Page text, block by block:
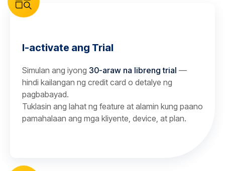
I-activate ang Trial
Simulan ang iyong 30-araw na libreng trial —
hindi kailangan ng credit card o detalye ng
pagbabayad.
Tuklasin ang lahat ng feature at alamin kung paano
pamahalaan ang mga kliyente, device, at plan.